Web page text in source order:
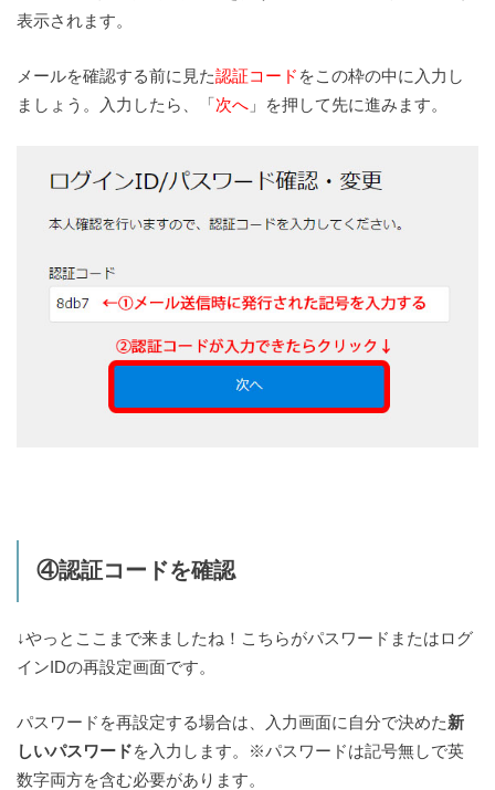
表示されます。
メールを確認する前に見た認証コード をこの枠の中に入力し
ましょう。入力したら、「次へ 」を押して先に進みます。
④認証コードを確認
↓やっとここまで来ましたね！こちらがパスワードまたはログ
インIDの再設定画面です。
パスワードを再設定する場合は、入力画面に自分で決めた新
しいパスワードを入力します。※パスワードは記号無しで英
数字両方を含む必要があります。